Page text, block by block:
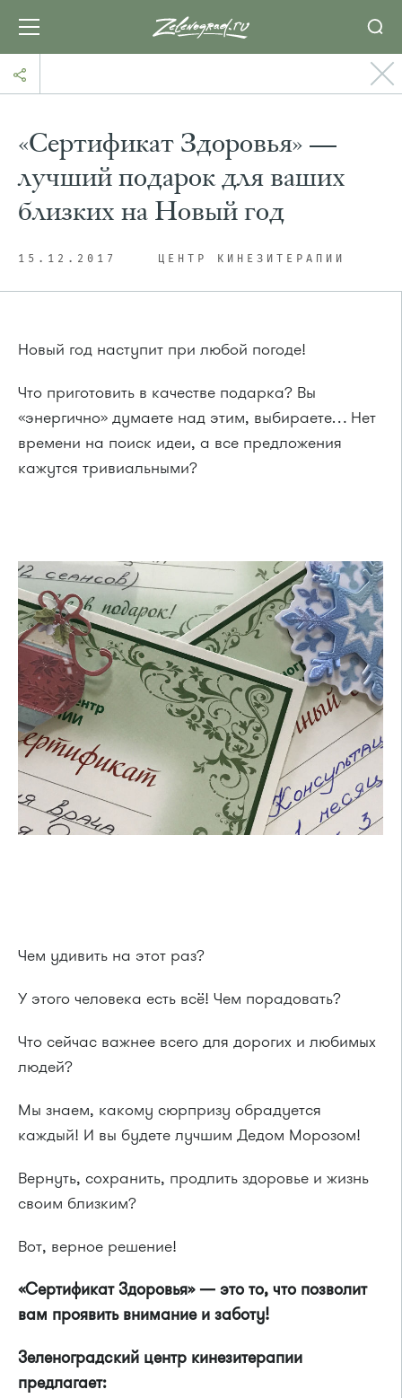
«Сертификат Здоровья» —
лучший подарок для ваших
близких на Новый год
15.12.2017 ЦЕНТР КИНЕЗИТЕРАПИИ
Новый год наступит при любой погоде!
Что приготовить в качестве подарка? Вы
«энергично» думаете над этим, выбираете… Нет
времени на поиск идеи, а все предложения
кажутся тривиальными?
Чем удивить на этот раз?
У этого человека есть всё! Чем порадовать?
Что сейчас важнее всего для дорогих и любимых
людей?
Мы знаем, какому сюрпризу обрадуется
каждый! И вы будете лучшим Дедом Морозом!
Вернуть, сохранить, продлить здоровье и жизнь
своим близким?
Вот, верное решение!
«Сертификат Здоровья» — это то, что позволит
вам проявить внимание и заботу!
Зеленоградский центр кинезитерапии
предлагает: